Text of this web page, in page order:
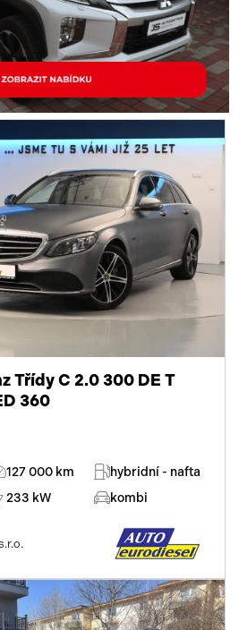
Třídy C 2.0 300 DE T
360
127 000 km
hybridní - nafta
233 kW kombi